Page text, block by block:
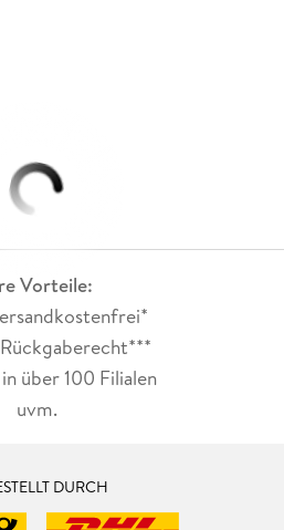
Vorteile:
über 100 Filialen
uvm.
DURCH